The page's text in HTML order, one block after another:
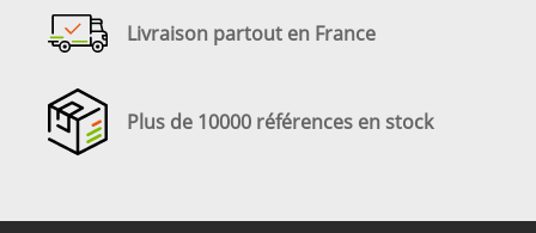
Livraison partout en France
Plus de 10000 références en stock